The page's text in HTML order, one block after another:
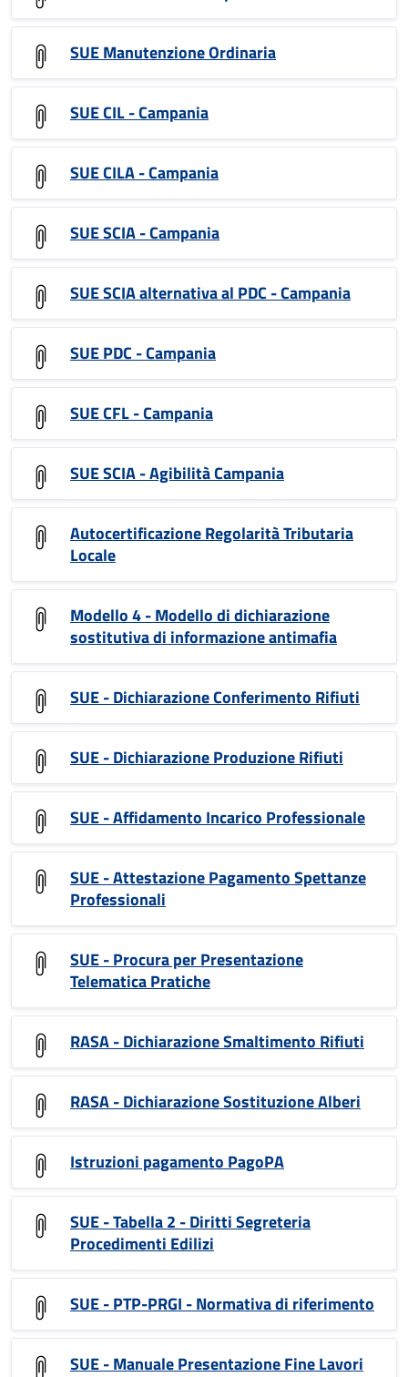
SUE Manutenzione Ordinaria
SUE CIL - Campania
SUE CILA - Campania
SUE SCIA - Campania
SUE SCIA alternativa al PDC - Campania
SUE PDC - Campania
SUE CFL - Campania
SUE SCIA - Agibilità Campania
Autocertificazione Regolarità Tributaria
Locale
Modello 4 - Modello di dichiarazione
sostitutiva di informazione antimafia
SUE - Dichiarazione Conferimento Rifiuti
SUE - Dichiarazione Produzione Rifiuti
SUE - Affidamento Incarico Professionale
SUE - Attestazione Pagamento Spettanze
Professionali
SUE - Procura per Presentazione
Telematica Pratiche
RASA - Dichiarazione Smaltimento Rifiuti
RASA - Dichiarazione Sostituzione Alberi
Istruzioni pagamento PagoPA
SUE - Tabella 2 - Diritti Segreteria
Procedimenti Edilizi
SUE - PTP-PRGI - Normativa di riferimento
SUE - Manuale Presentazione Fine Lavori